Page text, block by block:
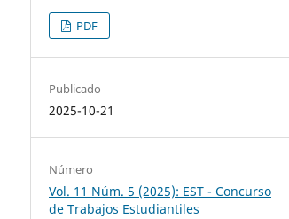
PDF
Publicado
2025-10-21
Número
Vol. 11 Núm. 5 (2025): EST - Concurso
de Trabajos Estudiantiles